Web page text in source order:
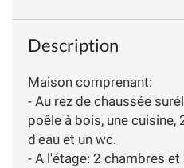
Description
Maison comprenant:
- Au rez de chaussée
poêle à bois, une cuisine,
d'eau et un wc.
- A l'étage: 2 chambres et